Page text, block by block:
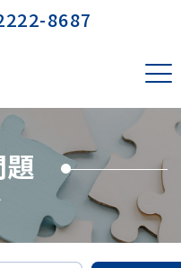
8687